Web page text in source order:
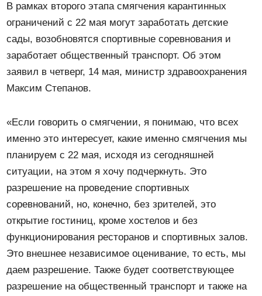
В рамках второго этапа смягчения карантинных
ограничений с 22 мая могут заработать детские
сады, возобновятся спортивные соревнования и
заработает общественный транспорт. Об этом
заявил в четверг, 14 мая, министр здравоохранения
Максим Степанов.
«Если говорить о смягчении, я понимаю, что всех
именно это интересует, какие именно смягчения мы
планируем с 22 мая, исходя из сегодняшней
ситуации, на этом я хочу подчеркнуть. Это
разрешение на проведение спортивных
соревнований, но, конечно, без зрителей, это
открытие гостиниц, кроме хостелов и без
функционирования ресторанов и спортивных залов.
Это внешнее независимое оценивание, то есть, мы
даем разрешение. Также будет соответствующее
разрешение на общественный транспорт и также на